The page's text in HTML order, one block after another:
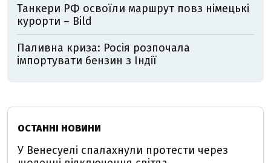
Танкери РФ освоїли маршрут повз німецькі
курорти – Bild
Паливна криза: Росія розпочала
імпортувати бензин з Індії
ОСТАННІ НОВИНИ
У Венесуелі спалахнули протести через